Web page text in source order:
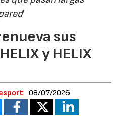
sus
y HELIX
08/07/2026